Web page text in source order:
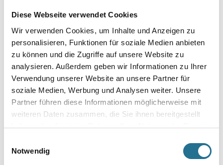
Diese Webseite verwendet Cookies
Wir verwenden Cookies, um Inhalte und Anzeigen zu
personalisieren, Funktionen für soziale Medien anbieten
zu können und die Zugriffe auf unsere Website zu
analysieren. Außerdem geben wir Informationen zu Ihrer
Verwendung unserer Website an unsere Partner für
soziale Medien, Werbung und Analysen weiter. Unsere
Partner führen diese Informationen möglicherweise mit
weiteren Daten zusammen, die Sie ihnen bereitgestellt
haben oder die sie im Rahmen Ihrer Nutzung der Dienste
Notwendig
MPlus MultiVorstrich 10,0
kg EC1 Plus & Blauer
Engel NEU
8001-003349
MPlus MultiVorstrich 5,0 kg
EC1 Plus & Blauer Engel
NEU
8001-003350
Bitte einloggen, um Preise zu